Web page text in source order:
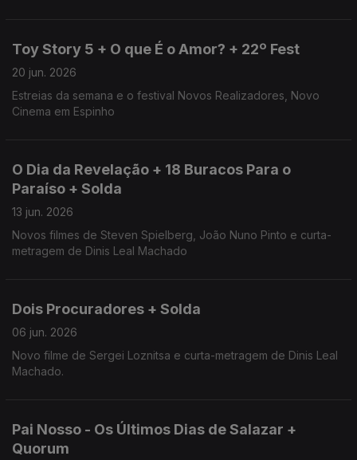
Toy Story 5 + O que É o Amor? + 22º Fest
20 jun. 2026
Estreias da semana e o festival Novos Realizadores, Novo
Cinema em Espinho
O Dia da Revelação + 18 Buracos Para o
Paraíso + Solda
13 jun. 2026
Novos filmes de Steven Spielberg, João Nuno Pinto e curta-
metragem de Dinis Leal Machado
Dois Procuradores + Solda
06 jun. 2026
Novo filme de Sergei Loznitsa e curta-metragem de Dinis Leal
Machado.
Pai Nosso - Os Últimos Dias de Salazar +
Quorum